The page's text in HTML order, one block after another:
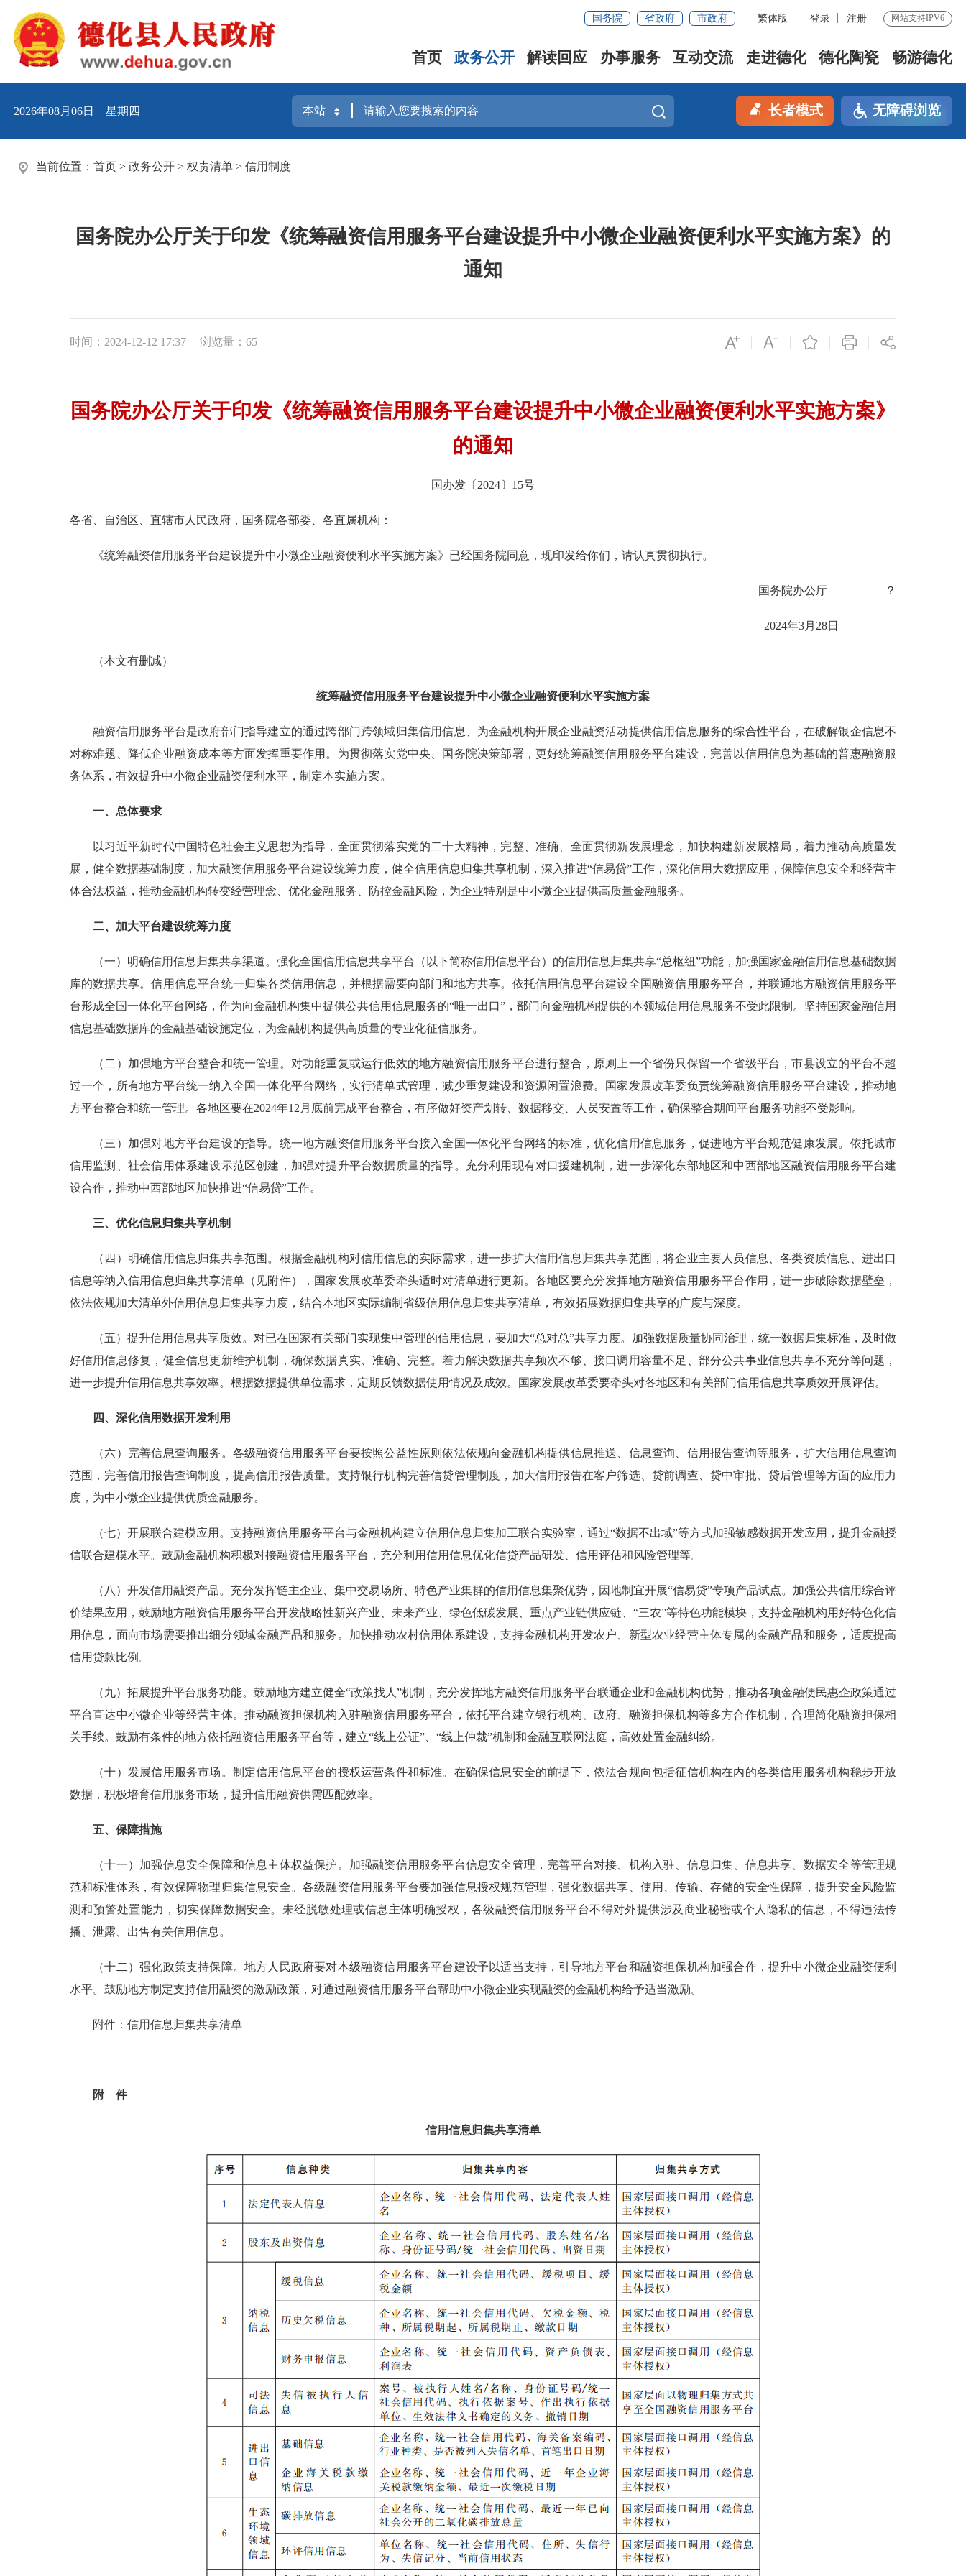
国务院 省政府 市政府 繁体版 登录 注册 网站支持IPV6
首页 政务公开 解读回应 办事服务 互动交流 走进德化 德化陶瓷 畅游德化
2026年08月06日 星期四 长者模式 无障碍浏览
当前位置： 首页 > 政务公开 > 权责清单 > 信用制度
国务院办公厅关于印发《统筹融资信用服务平台建设提升中小微企业融资便利水平实施方案》的
通知
时间：2024-12-12 17:37 浏览量：65
国务院办公厅关于印发《统筹融资信用服务平台建设提升中小微企业融资便利水平实施方案》
的通知
国办发〔2024〕15号
各省、自治区、直辖市人民政府，国务院各部委、各直属机构：
《统筹融资信用服务平台建设提升中小微企业融资便利水平实施方案》已经国务院同意，现印发给你们，请认真贯彻执行。
国务院办公厅 ？
2024年3月28日
（本文有删减）
统筹融资信用服务平台建设提升中小微企业融资便利水平实施方案
融资信用服务平台是政府部门指导建立的通过跨部门跨领域归集信用信息、为金融机构开展企业融资活动提供信用信息服务的综合性平台，在破解银企信息不
对称难题、降低企业融资成本等方面发挥重要作用。为贯彻落实党中央、国务院决策部署，更好统筹融资信用服务平台建设，完善以信用信息为基础的普惠融资服
务体系，有效提升中小微企业融资便利水平，制定本实施方案。
一、总体要求
以习近平新时代中国特色社会主义思想为指导，全面贯彻落实党的二十大精神，完整、准确、全面贯彻新发展理念，加快构建新发展格局，着力推动高质量发
展，健全数据基础制度，加大融资信用服务平台建设统筹力度，健全信用信息归集共享机制，深入推进“信易贷”工作，深化信用大数据应用，保障信息安全和经营主
体合法权益，推动金融机构转变经营理念、优化金融服务、防控金融风险，为企业特别是中小微企业提供高质量金融服务。
二、加大平台建设统筹力度
（一）明确信用信息归集共享渠道。强化全国信用信息共享平台（以下简称信用信息平台）的信用信息归集共享“总枢纽”功能，加强国家金融信用信息基础数据
库的数据共享。信用信息平台统一归集各类信用信息，并根据需要向部门和地方共享。依托信用信息平台建设全国融资信用服务平台，并联通地方融资信用服务平
台形成全国一体化平台网络，作为向金融机构集中提供公共信用信息服务的“唯一出口”，部门向金融机构提供的本领域信用信息服务不受此限制。坚持国家金融信用
信息基础数据库的金融基础设施定位，为金融机构提供高质量的专业化征信服务。
（二）加强地方平台整合和统一管理。对功能重复或运行低效的地方融资信用服务平台进行整合，原则上一个省份只保留一个省级平台，市县设立的平台不超
过一个，所有地方平台统一纳入全国一体化平台网络，实行清单式管理，减少重复建设和资源闲置浪费。国家发展改革委负责统筹融资信用服务平台建设，推动地
方平台整合和统一管理。各地区要在2024年12月底前完成平台整合，有序做好资产划转、数据移交、人员安置等工作，确保整合期间平台服务功能不受影响。
（三）加强对地方平台建设的指导。统一地方融资信用服务平台接入全国一体化平台网络的标准，优化信用信息服务，促进地方平台规范健康发展。依托城市
信用监测、社会信用体系建设示范区创建，加强对提升平台数据质量的指导。充分利用现有对口援建机制，进一步深化东部地区和中西部地区融资信用服务平台建
设合作，推动中西部地区加快推进“信易贷”工作。
三、优化信息归集共享机制
（四）明确信用信息归集共享范围。根据金融机构对信用信息的实际需求，进一步扩大信用信息归集共享范围，将企业主要人员信息、各类资质信息、进出口
信息等纳入信用信息归集共享清单（见附件），国家发展改革委牵头适时对清单进行更新。各地区要充分发挥地方融资信用服务平台作用，进一步破除数据壁垒，
依法依规加大清单外信用信息归集共享力度，结合本地区实际编制省级信用信息归集共享清单，有效拓展数据归集共享的广度与深度。
（五）提升信用信息共享质效。对已在国家有关部门实现集中管理的信用信息，要加大“总对总”共享力度。加强数据质量协同治理，统一数据归集标准，及时做
好信用信息修复，健全信息更新维护机制，确保数据真实、准确、完整。着力解决数据共享频次不够、接口调用容量不足、部分公共事业信息共享不充分等问题，
进一步提升信用信息共享效率。根据数据提供单位需求，定期反馈数据使用情况及成效。国家发展改革委要牵头对各地区和有关部门信用信息共享质效开展评估。
四、深化信用数据开发利用
（六）完善信息查询服务。各级融资信用服务平台要按照公益性原则依法依规向金融机构提供信息推送、信息查询、信用报告查询等服务，扩大信用信息查询
范围，完善信用报告查询制度，提高信用报告质量。支持银行机构完善信贷管理制度，加大信用报告在客户筛选、贷前调查、贷中审批、贷后管理等方面的应用力
度，为中小微企业提供优质金融服务。
（七）开展联合建模应用。支持融资信用服务平台与金融机构建立信用信息归集加工联合实验室，通过“数据不出域”等方式加强敏感数据开发应用，提升金融授
信联合建模水平。鼓励金融机构积极对接融资信用服务平台，充分利用信用信息优化信贷产品研发、信用评估和风险管理等。
（八）开发信用融资产品。充分发挥链主企业、集中交易场所、特色产业集群的信用信息集聚优势，因地制宜开展“信易贷”专项产品试点。加强公共信用综合评
价结果应用，鼓励地方融资信用服务平台开发战略性新兴产业、未来产业、绿色低碳发展、重点产业链供应链、“三农”等特色功能模块，支持金融机构用好特色化信
用信息，面向市场需要推出细分领域金融产品和服务。加快推动农村信用体系建设，支持金融机构开发农户、新型农业经营主体专属的金融产品和服务，适度提高
信用贷款比例。
（九）拓展提升平台服务功能。鼓励地方建立健全“政策找人”机制，充分发挥地方融资信用服务平台联通企业和金融机构优势，推动各项金融便民惠企政策通过
平台直达中小微企业等经营主体。推动融资担保机构入驻融资信用服务平台，依托平台建立银行机构、政府、融资担保机构等多方合作机制，合理简化融资担保相
关手续。鼓励有条件的地方依托融资信用服务平台等，建立“线上公证”、“线上仲裁”机制和金融互联网法庭，高效处置金融纠纷。
（十）发展信用服务市场。制定信用信息平台的授权运营条件和标准。在确保信息安全的前提下，依法合规向包括征信机构在内的各类信用服务机构稳步开放
数据，积极培育信用服务市场，提升信用融资供需匹配效率。
五、保障措施
（十一）加强信息安全保障和信息主体权益保护。加强融资信用服务平台信息安全管理，完善平台对接、机构入驻、信息归集、信息共享、数据安全等管理规
范和标准体系，有效保障物理归集信息安全。各级融资信用服务平台要加强信息授权规范管理，强化数据共享、使用、传输、存储的安全性保障，提升安全风险监
测和预警处置能力，切实保障数据安全。未经脱敏处理或信息主体明确授权，各级融资信用服务平台不得对外提供涉及商业秘密或个人隐私的信息，不得违法传
播、泄露、出售有关信用信息。
（十二）强化政策支持保障。地方人民政府要对本级融资信用服务平台建设予以适当支持，引导地方平台和融资担保机构加强合作，提升中小微企业融资便利
水平。鼓励地方制定支持信用融资的激励政策，对通过融资信用服务平台帮助中小微企业实现融资的金融机构给予适当激励。
附件：信用信息归集共享清单
附 件
信用信息归集共享清单